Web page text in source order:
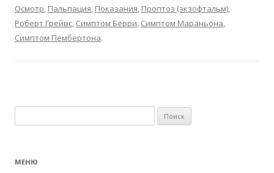
Осмотр, Пальпация, Показания, Проптоз (экзофтальм),
Роберт Грейвс, Симптом Берри, Симптом Мараньона,
Симптом Пембертона.
МЕНЮ